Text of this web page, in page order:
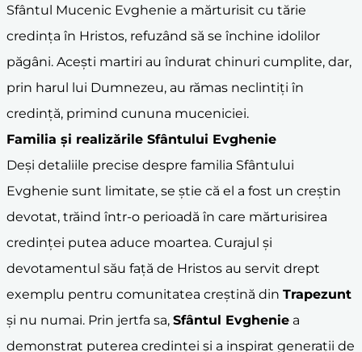
Sfântul Mucenic Evghenie a mărturisit cu tărie
credința în Hristos, refuzând să se închine idolilor
păgâni. Acești martiri au îndurat chinuri cumplite, dar,
prin harul lui Dumnezeu, au rămas neclintiți în
credință, primind cununa muceniciei.
Familia și realizările Sfântului Evghenie
Deși detaliile precise despre familia Sfântului
Evghenie sunt limitate, se știe că el a fost un creștin
devotat, trăind într-o perioadă în care mărturisirea
credinței putea aduce moartea. Curajul și
devotamentul său față de Hristos au servit drept
exemplu pentru comunitatea creștină din Trapezunt
și nu numai. Prin jertfa sa, Sfântul Evghenie a
demonstrat puterea credinței și a inspirat generații de